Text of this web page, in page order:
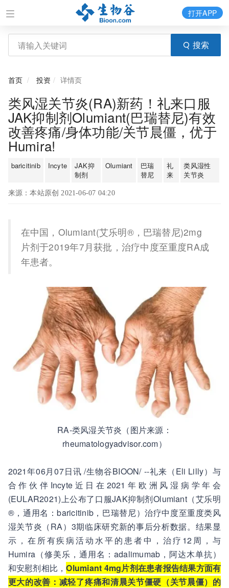
搜索
打开APP
首页 投资 详情页
类风湿关节炎(RA)新药！礼来口服
JAK抑制剂Olumiant(巴瑞替尼)有效
改善疼痛/身体功能/关节晨僵，优于
Humira!
baricitinib Incyte
JAK抑
制剂
Olumiant
巴瑞
替尼
礼
来
类风湿性
关节炎
来源：本站原创 2021-06-07 04:20
在中国，Olumiant(艾乐明®，巴瑞替尼)2mg
片剂于2019年7月获批，治疗中度至重度RA成
年患者。
RA-类风湿关节炎（图片来源：
rheumatologyadvisor.com）
2021年06月07日讯 /生物谷BIOON/ --礼来（Eli Lilly）与
合作伙伴Incyte近日在2021年欧洲风湿病学年会
(EULAR2021)上公布了口服JAK抑制剂Olumiant（艾乐明
®，通用名：baricitinib，巴瑞替尼）治疗中度至重度类风
湿关节炎（RA）3期临床研究新的事后分析数据。结果显
示，在所有疾病活动水平的患者中，治疗12周，与
Humira（修美乐，通用名：adalimumab，阿达木单抗）
和安慰剂相比，Olumiant 4mg片剂在患者报告结果方面有
更大的改善：减轻了疼痛和清晨关节僵硬（关节晨僵）的